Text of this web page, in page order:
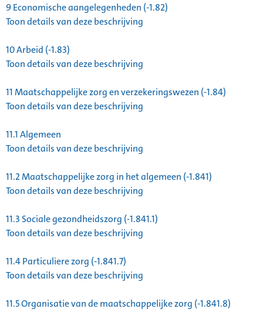
9Economische aangelegenheden (-1.82)
Toon details van deze beschrijving
10Arbeid (-1.83)
Toon details van deze beschrijving
11Maatschappelijke zorg en verzekeringswezen (-1.84)
Toon details van deze beschrijving
11.1Algemeen
Toon details van deze beschrijving
11.2Maatschappelijke zorg in het algemeen (-1.841)
Toon details van deze beschrijving
11.3 Sociale gezondheidszorg (-1.841.1)
Toon details van deze beschrijving
11.4Particuliere zorg (-1.841.7)
Toon details van deze beschrijving
11.5Organisatie van de maatschappelijke zorg (-1.841.8)